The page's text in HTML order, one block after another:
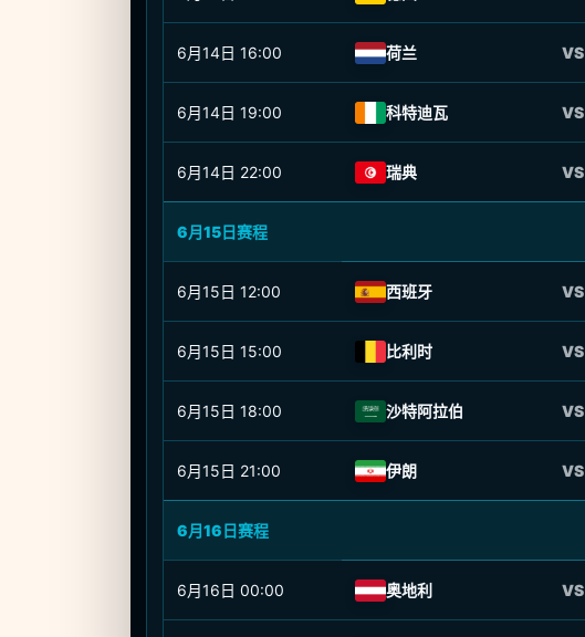
6月14日 16:00 荷兰 VS
6月14日 19:00 科特迪瓦 VS
6月14日 22:00 瑞典 VS
6月15日赛程
6月15日 12:00 西班牙 VS
6月15日 15:00 比利时 VS
6月15日 18:00 沙特阿拉伯 VS
6月15日 21:00 伊朗 VS
6月16日赛程
6月16日 00:00 奥地利 VS